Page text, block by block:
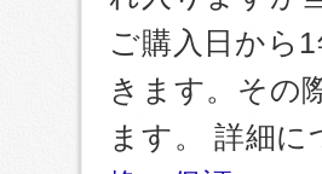
ご購入日から
きます。その
ます。 詳細